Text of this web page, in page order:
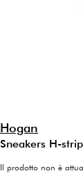
Hogan
Sneakers H-
Il prodotto non è